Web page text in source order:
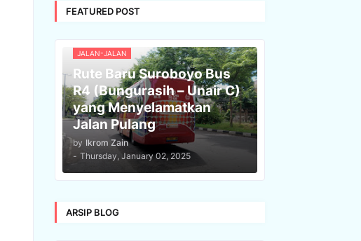
FEATURED POST
JALAN-JALAN
Rute Baru Suroboyo Bus
R4 (Bungurasih – Unair C)
yang Menyelamatkan
Jalan Pulang
by Ikrom Zain
- Thursday, January 02, 2025
ARSIP BLOG